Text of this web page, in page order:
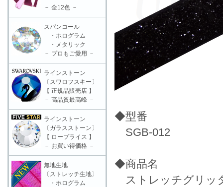
◆型番
SGB-012
◆商品名
ストレッチグリッ
－ 全12色 －
スパンコール
・ホログラム
・メタリック
－ プロもご愛用 －
ラインストーン
〔スワロフスキー〕
【 正規品販売店 】
－ 高品質最高峰 －
ラインストーン
〔ガラスストーン〕
【 ロープライス 】
－ お買い得価格 －
無地生地
〔ストレッチ生地〕
・ホログラム